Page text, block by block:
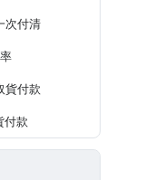
次付清
貨付款
付款